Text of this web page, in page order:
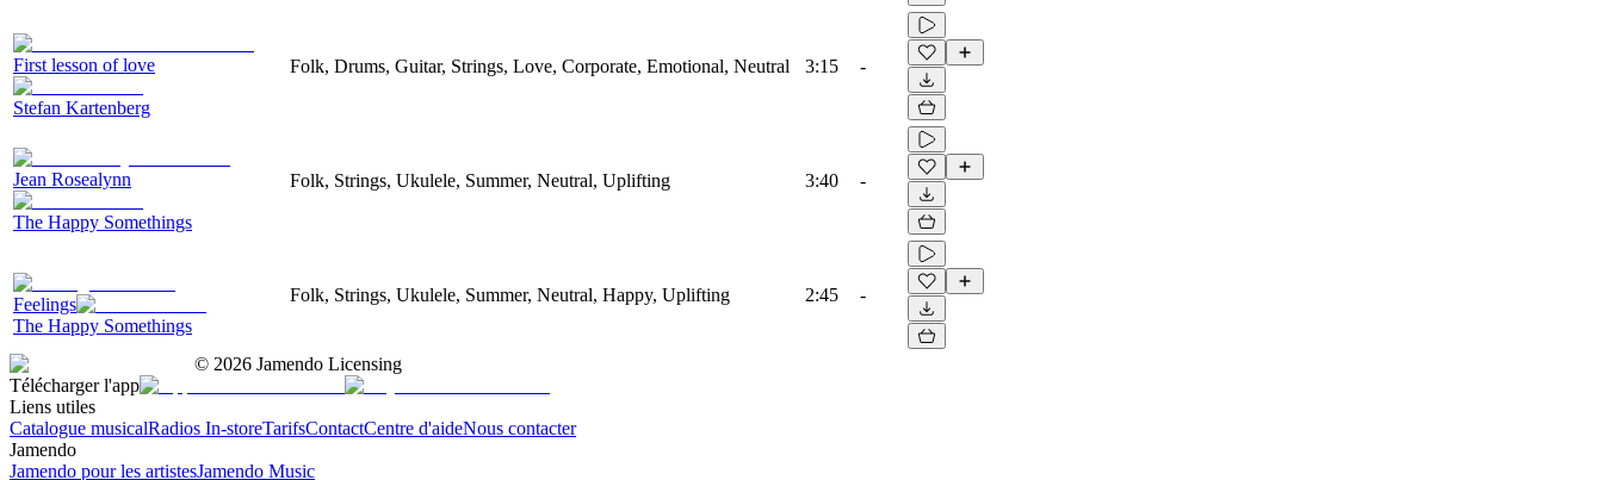
First lesson of love
Stefan Kartenberg
Folk, Drums, Guitar, Strings, Love, Corporate, Emotional, Neutral 3:15 -
Jean Rosealynn
The Happy Somethings
Folk, Strings, Ukulele, Summer, Neutral, Uplifting 3:40 -
Feelings
The Happy Somethings
Folk, Strings, Ukulele, Summer, Neutral, Happy, Uplifting 2:45 -
© 2026 Jamendo Licensing
Télécharger l'app
Liens utiles
Catalogue musicalRadios In-storeTarifsContactCentre d'aideNous contacter
Jamendo
Jamendo pour les artistesJamendo Music